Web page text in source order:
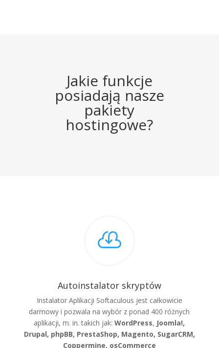
Jakie funkcje
posiadają nasze
pakiety
hostingowe?

Autoinstalator skryptów
Instalator Aplikacji Softaculous jest całkowicie
darmowy i pozwala na wybór z ponad 400 różnych
aplikacji, m. in. takich jak:WordPress, Joomla!,
Drupal, phpBB, PrestaShop, Magento, SugarCRM,
Coppermine, osCommerce